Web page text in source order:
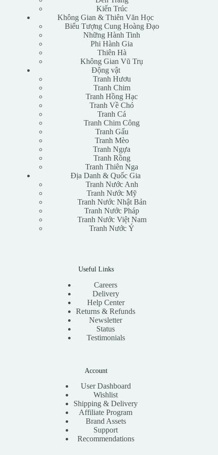
Kiến Trúc
Không Gian & Thiên Văn Học
Biểu Tượng Cung Hoàng Đạo
Những Hành Tinh
Phi Hành Gia
Thiên Hà
Không Gian Vũ Trụ
Động vật
Tranh Hươu
Tranh Chim
Tranh Hồng Hạc
Tranh Về Chó
Tranh Cá
Tranh Chim Công
Tranh Gấu
Tranh Mèo
Tranh Ngựa
Tranh Rồng
Tranh Thiên Nga
Địa Danh & Quốc Gia
Tranh Nước Anh
Tranh Nước Mỹ
Tranh Nước Nhật Bản
Tranh Nước Pháp
Tranh Nước Việt Nam
Tranh Nước Ý
Useful Links
Careers
Delivery
Help Center
Returns & Refunds
Newsletter
Status
Testimonials
Account
User Dashboard
Wishlist
Shipping & Delivery
Affiliate Program
Brand Assets
Support
Recommendations